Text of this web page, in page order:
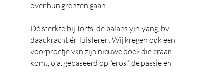
over hun grenzen gaan.
Dé sterkte bij Torfs: de balans yin-yang, bv.
daadkracht én luisteren. Wij kregen ook een
voorproefje van zijn nieuwe boek die eraan
komt, o.a. gebaseerd op "eros", de passie en